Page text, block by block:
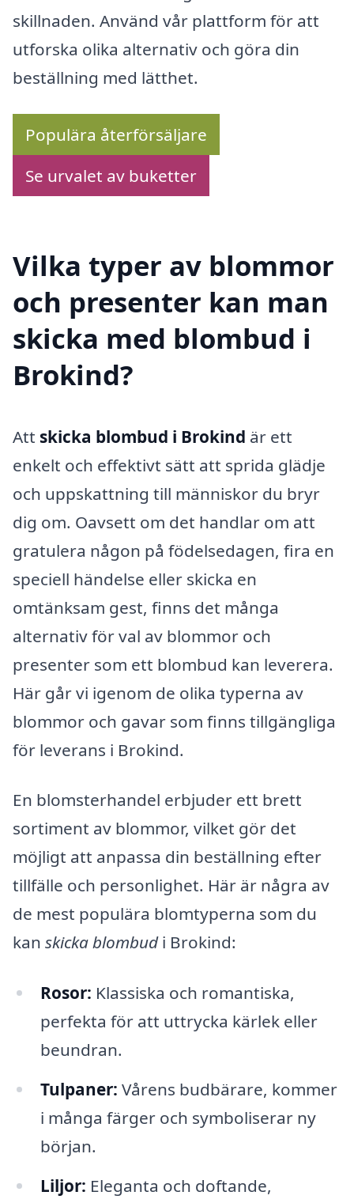
skillnaden. Använd vår plattform för att
utforska olika alternativ och göra din
beställning med lätthet.
Populära återförsäljare
Se urvalet av buketter
Vilka typer av blommor
och presenter kan man
skicka med blombud i
Brokind?
Att skicka blombud i Brokind är ett
enkelt och effektivt sätt att sprida glädje
och uppskattning till människor du bryr
dig om. Oavsett om det handlar om att
gratulera någon på födelsedagen, fira en
speciell händelse eller skicka en
omtänksam gest, finns det många
alternativ för val av blommor och
presenter som ett blombud kan leverera.
Här går vi igenom de olika typerna av
blommor och gavar som finns tillgängliga
för leverans i Brokind.
En blomsterhandel erbjuder ett brett
sortiment av blommor, vilket gör det
möjligt att anpassa din beställning efter
tillfälle och personlighet. Här är några av
de mest populära blomtyperna som du
kan skicka blombudi Brokind:
Rosor: Klassiska och romantiska,
perfekta för att uttrycka kärlek eller
beundran.
Tulpaner: Vårens budbärare, kommer
i många färger och symboliserar ny
början.
Liljor: Eleganta och doftande,